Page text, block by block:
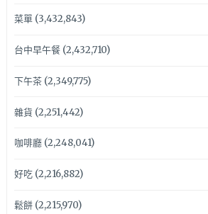
菜單(3,432,843)
台中早午餐(2,432,710)
下午茶(2,349,775)
雜貨 (2,251,442)
咖啡廳(2,248,041)
好吃(2,216,882)
鬆餅(2,215,970)